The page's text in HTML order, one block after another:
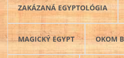
ZAKÁZANÁ EGYPTOLÓGIA
MAGICKÝ EGYPT OKOM